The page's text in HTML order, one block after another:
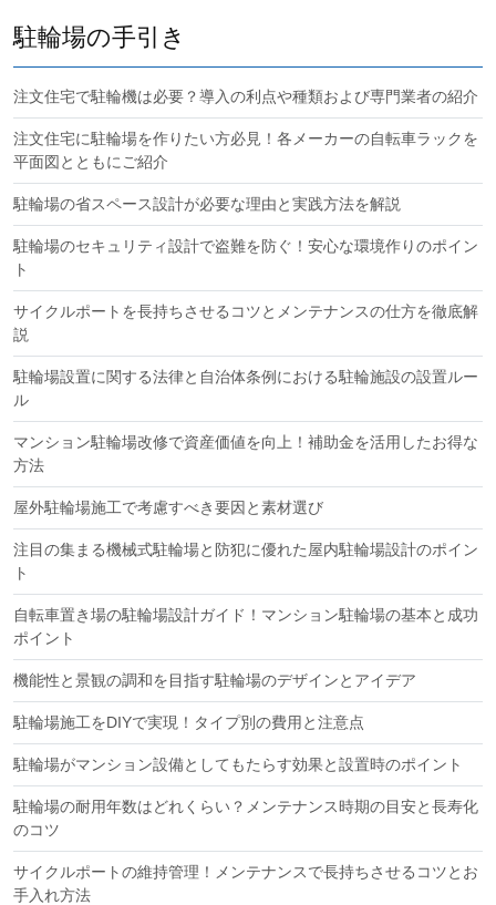
駐輪場の手引き
注文住宅で駐輪機は必要？導入の利点や種類および専門業者の紹介
注文住宅に駐輪場を作りたい方必見！各メーカーの自転車ラックを
平面図とともにご紹介
駐輪場の省スペース設計が必要な理由と実践方法を解説
駐輪場のセキュリティ設計で盗難を防ぐ！安心な環境作りのポイン
ト
サイクルポートを長持ちさせるコツとメンテナンスの仕方を徹底解
説
駐輪場設置に関する法律と自治体条例における駐輪施設の設置ルー
ル
マンション駐輪場改修で資産価値を向上！補助金を活用したお得な
方法
屋外駐輪場施工で考慮すべき要因と素材選び
注目の集まる機械式駐輪場と防犯に優れた屋内駐輪場設計のポイン
ト
自転車置き場の駐輪場設計ガイド！マンション駐輪場の基本と成功
ポイント
機能性と景観の調和を目指す駐輪場のデザインとアイデア
駐輪場施工をDIYで実現！タイプ別の費用と注意点
駐輪場がマンション設備としてもたらす効果と設置時のポイント
駐輪場の耐用年数はどれくらい？メンテナンス時期の目安と長寿化
のコツ
サイクルポートの維持管理！メンテナンスで長持ちさせるコツとお
手入れ方法